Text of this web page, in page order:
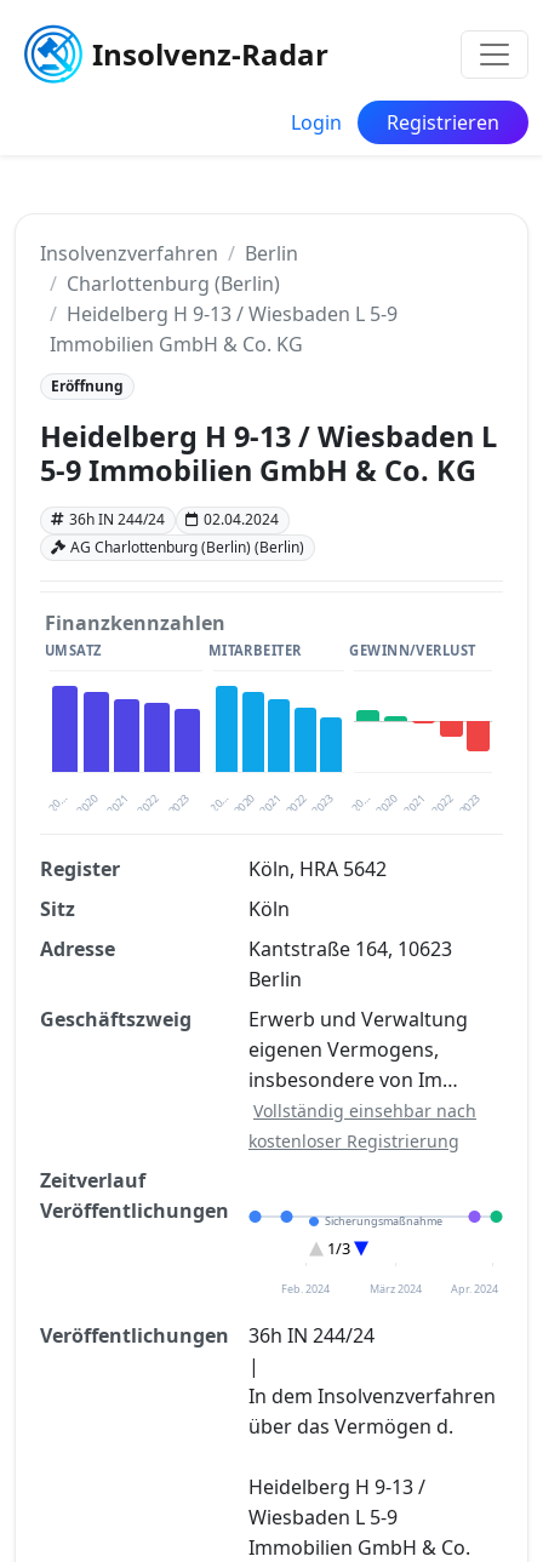
Insolvenz-Radar
Login Registrieren
Insolvenzverfahren
Berlin
Charlottenburg (Berlin)
Heidelberg H 9-13 / Wiesbaden L 5-9
Immobilien GmbH & Co. KG
Eröffnung
Heidelberg H 9-13 / Wiesbaden L
5-9 Immobilien GmbH & Co. KG
36h IN 244/24
02.04.2024
AG Charlottenburg (Berlin) (Berlin)
Finanzkennzahlen
UMSATZ
20… 2021 2023
2020 2022
MITARBEITER
20… 2021 2023
2020 2022
GEWINN/VERLUST
20… 2021 2023
2020 2022
Finanzkennzahlen nach kostenloser
Registrierung verfügbar
Jetzt kostenlos registrieren
Register
Köln, HRA 5642
Sitz
Köln
Adresse
Kantstraße 164, 10623
Berlin
Geschäftszweig
Erwerb und Verwaltung
eigenen Vermogens,
insbesondere von Im…
Vollständig einsehbar nach
kostenloser Registrierung
Zeitverlauf
Veröffentlichungen
Sicherungsmaßnahme
Sonstiges
Eröffnung
1/3
Feb. 2024 März 2024 Apr. 2024
Veröffentlichungen
36h IN 244/24
|
In dem Insolvenzverfahren
über das Vermögen d.
Heidelberg H 9-13 /
Wiesbaden L 5-9
Immobilien GmbH & Co.